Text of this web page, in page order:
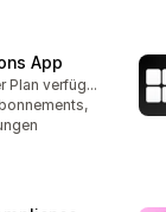
App
Kostenloser Plan verfügbar